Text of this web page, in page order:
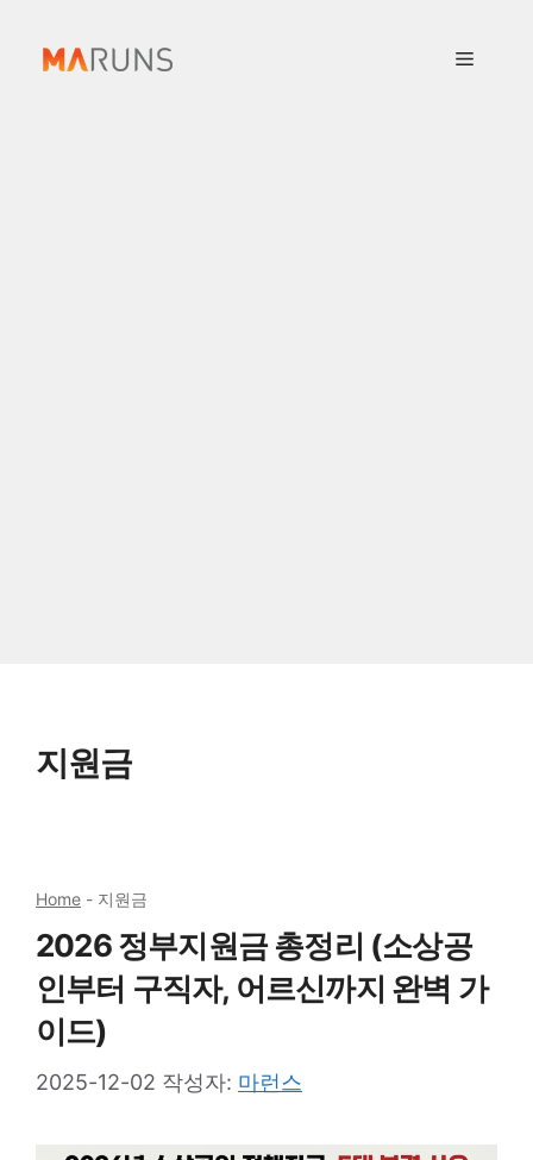
메
지원금
Home - 지원금
2026 정부지원금 총정리 (소상공
인부터 구직자, 어르신까지 완벽 가
이드)
2025-12-02 작성자: 마런스